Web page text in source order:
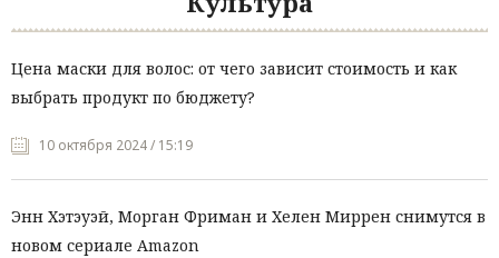
Цена маски для волос: от чего зависит стоимость и как
выбрать продукт по бюджету?
10 октября 2024 / 15:19
Энн Хэтэуэй, Морган Фриман и Хелен Миррен снимутся в
новом сериале Amazon